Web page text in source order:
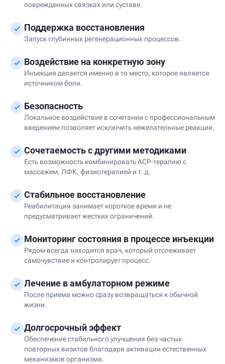
поврежденных связках или суставе.
Поддержка восстановления
Запуск глубинных регенерационных процессов.
Воздействие на конкретную зону
Инъекция делается именно в то место, которое является
источником боли.
Безопасность
Локальное воздействие в сочетании с профессиональным
введением позволяет исключить нежелательные реакции.
Сочетаемость с другими методиками
Есть возможность комбинировать ACP-терапию с
массажем, ЛФК, физиотерапией и т. д.
Стабильное восстановление
Реабилитация занимает короткое время и не
предусматривает жестких ограничений.
Мониторинг состояния в процессе инъекции
Рядом всегда находится врач, который отслеживает
самочувствие и контролирует процесс.
Лечение в амбулаторном режиме
После приема можно сразу возвращаться к обычной
жизни.
Долгосрочный эффект
Обеспечение стабильного улучшения без частых
повторных визитов благодаря активации естественных
механизмов организма.